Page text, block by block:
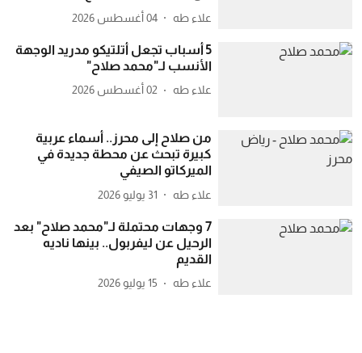
علاء طه 04 أغسطس 2026
5 أسباب تجعل أتلتيكو مدريد الوجهة
الأنسب لـ"محمد صلاح"
علاء طه 02 أغسطس 2026
من صلاح إلى محرز.. أسماء عربية
كبيرة تبحث عن محطة جديدة في
الميركاتو الصيفي
علاء طه 31 يوليو 2026
7 وجهات محتملة لـ"محمد صلاح" بعد
الرحيل عن ليفربول.. بينها ناديه
القديم
علاء طه 15 يوليو 2026